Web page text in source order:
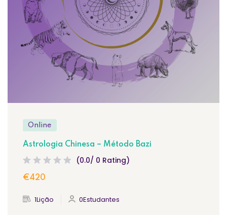
Online
Astrologia Chinesa – Método Bazi
(0.0/ 0 Rating)
€420
1Lição 0Estudantes